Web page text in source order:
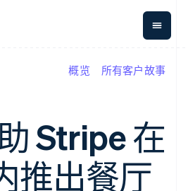
经常性收入
Metronome
按用量计费
Subscriptions
订阅管理
资金管
Payouts
向第三
方打款
平台
平台
场景
Apps
概览 所有客户故事
Stripe 在
推出餐厅